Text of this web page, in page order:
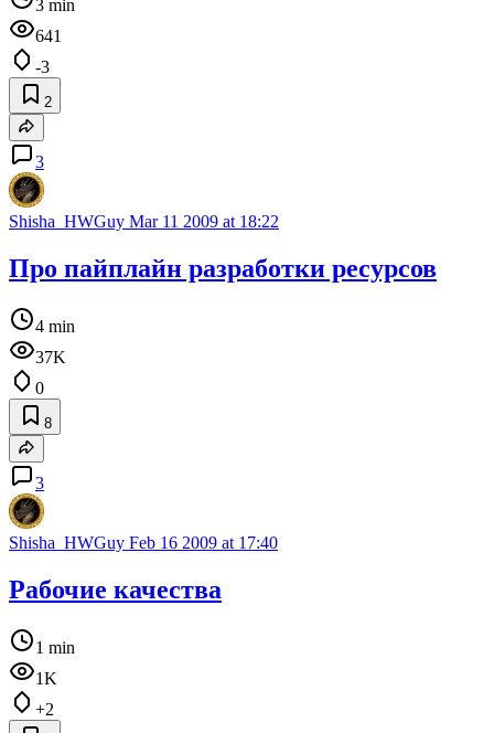
3 min
641
-3
2
3
Shisha_HWGuy Mar 11 2009 at 18:22
Про пайплайн разработки ресурсов
4 min
37K
0
8
3
Shisha_HWGuy Feb 16 2009 at 17:40
Рабочие качества
1 min
1K
+2